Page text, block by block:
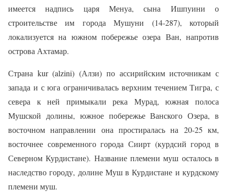
имеется надпись царя Менуа, сына Ишпуини о
строительстве им города Мушуни (14-287), который
локализуется на южном побережье озера Ван, напротив
острова Ахтамар.
Страна kur (alzini) (Алзи) по ассирийским источникам с
запада и с юга ограничивалась верхним течением Тигра, с
севера к ней примыкали река Мурад, южная полоса
Мушской долины, южное побережье Ванского Озера, в
восточном направлении она простиралась на 20-25 км,
восточнее современного города Сиирт (курдсий город в
Северном Курдистане). Название племени муш осталось в
наследство городу, долине Муш в Курдистане и курдскому
племени муш.